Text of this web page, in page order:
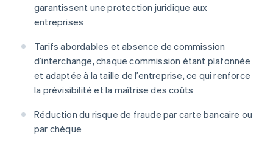
garantissent une protection juridique aux
entreprises
Tarifs abordables et absence de commission
d’interchange, chaque commission étant plafonnée
et adaptée à la taille de l’entreprise, ce qui renforce
la prévisibilité et la maîtrise des coûts
Réduction du risque de fraude par carte bancaire ou
par chèque